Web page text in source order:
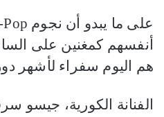
على ما يبدو أن نجوم
أنفسهم كمغنين على
هم اليوم سفراء لأشهر
الفنانة الكورية، جيسو